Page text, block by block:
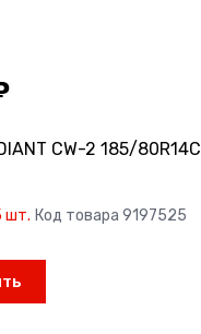
CW-2 185/80R14C
шт. Код товара 9197525